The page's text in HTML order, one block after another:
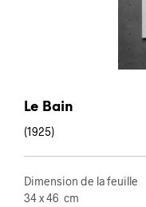
Le Bain
(1925)
Dimension de la feuille
34 x 46 cm